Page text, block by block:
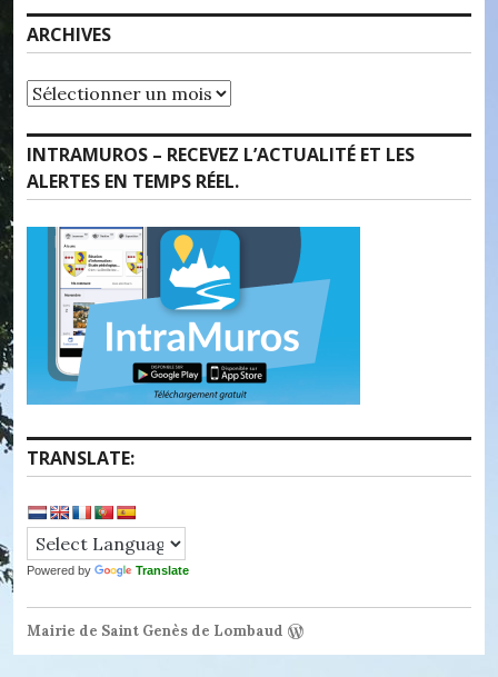
ARCHIVES
Archives
INTRAMUROS – RECEVEZ L’ACTUALITÉ ET LES
ALERTES EN TEMPS RÉEL.
TRANSLATE:
Powered by Translate
Mairie de Saint Genès de Lombaud